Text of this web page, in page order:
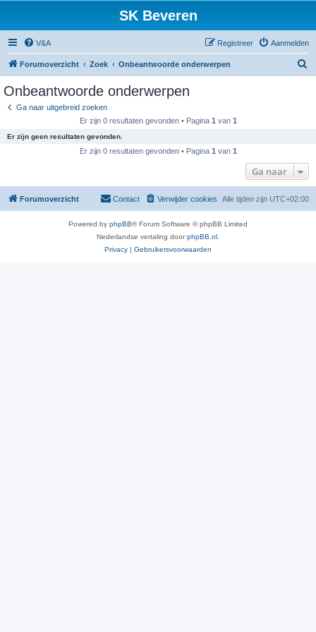
SK Beveren
V&A Aanmelden
Registreer
Forumoverzicht Zoek Onbeantwoorde onderwerpen
Onbeantwoorde onderwerpen
Ga naar uitgebreid zoeken
Er zijn 0 resultaten gevonden • Pagina 1 van 1
Er zijn geen resultaten gevonden.
Er zijn 0 resultaten gevonden • Pagina 1 van 1
Ga naar
Forumoverzicht Alle tijden zijn UTC+02:00
Verwijder cookies
Contact
Powered by phpBB® Forum Software © phpBB Limited
Nederlandse vertaling doorphpBB.nl
Privacy | Gebruikersvoorwaarden